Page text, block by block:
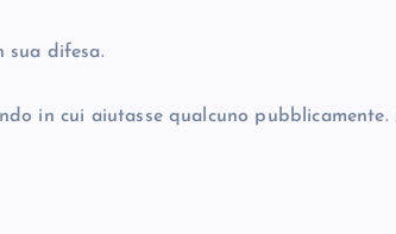
sua difesa.
in cui aiutasse qualcuno